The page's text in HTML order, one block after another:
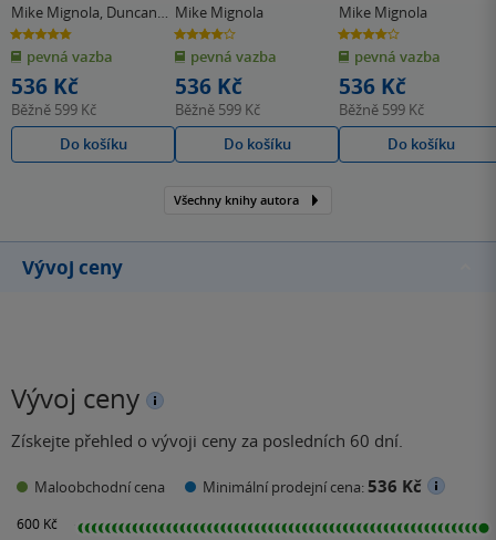
Mike Mignola, Duncan
Fegredo
4.8
z
5
hvězdiček
pevná vazba
536 Kč
Běžně 599 Kč
Do košíku
Mike Mignola
4.0
z
5
hvězdiček
pevná vazba
536 Kč
Běžně 599 Kč
Do košíku
Mike Mignola
4.0
z
5
hvězdiček
pevná vazba
536 Kč
Běžně 599 Kč
Do košíku
Všechny knihy autora
Vývoj ceny
Vývoj ceny
Získejte přehled o vývoji ceny za posledních 60 dní.
Maloobchodní cena Minimální prodejní cena:536 Kč